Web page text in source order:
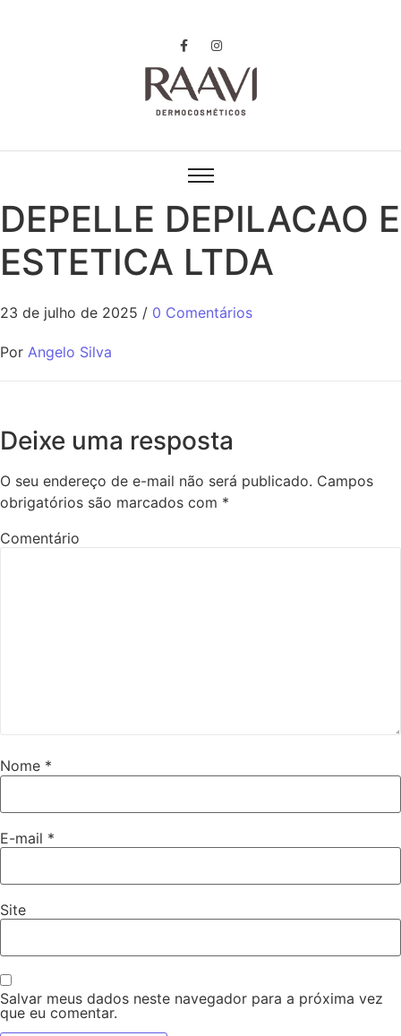
DEPELLE DEPILACAO E
ESTETICA LTDA
23 de julho de 2025 / 0 Comentários
Por Angelo Silva
Deixe uma resposta
O seu endereço de e-mail não será publicado. Campos
obrigatórios são marcados com *
Comentário
Nome *
E-mail *
Site
Salvar meus dados neste navegador para a próxima vez
que eu comentar.